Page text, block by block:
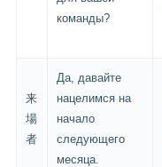
команды?
来
場
者
Да, давайте
нацелимся на
начало
следующего
месяца.